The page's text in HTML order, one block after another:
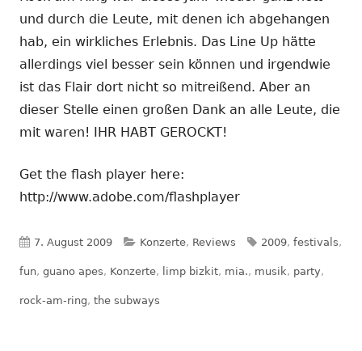
und durch die Leute, mit denen ich abgehangen
hab, ein wirkliches Erlebnis. Das Line Up hätte
allerdings viel besser sein können und irgendwie
ist das Flair dort nicht so mitreißend. Aber an
dieser Stelle einen großen Dank an alle Leute, die
mit waren! IHR HABT GEROCKT!
Get the flash player here:
http://www.adobe.com/flashplayer
Veröffentlicht
am
7. August 2009 Kategorien
Konzerte, Reviews Schlagwörter
2009, festivals,
fun, guano apes, Konzerte, limp bizkit, mia., musik, party,
rock-am-ring, the subways